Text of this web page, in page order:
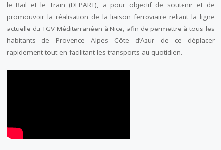
le Rail et le Train (DEPART), a pour objectif de soutenir et de
promouvoir la réalisation de la liaison ferroviaire reliant la ligne
actuelle du TGV Méditerranéen à Nice, afin de permettre à tous les
habitants de Provence Alpes Côte d’Azur de ce déplacer
rapidement tout en facilitant les transports au quotidien.